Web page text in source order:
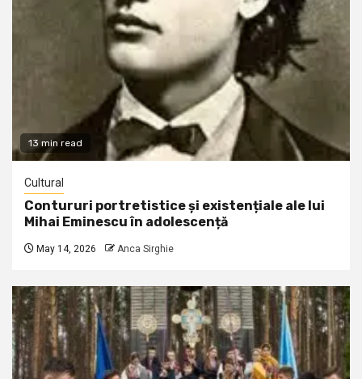
13 min read
Cultural
Contururi portretistice și existențiale ale lui
Mihai Eminescu în adolescență
May 14, 2026 Anca Sirghie